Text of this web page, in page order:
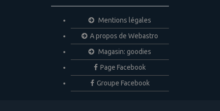
Mentions légales
A propos de Webastro
Magasin: goodies
Page Facebook
Groupe Facebook